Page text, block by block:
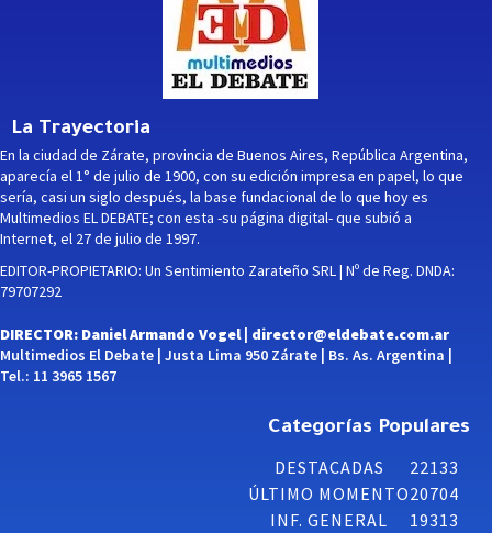
La Trayectoria
En la ciudad de Zárate, provincia de Buenos Aires, República Argentina,
aparecía el 1° de julio de 1900, con su edición impresa en papel, lo que
sería, casi un siglo después, la base fundacional de lo que hoy es
Multimedios EL DEBATE; con esta -su página digital- que subió a
Internet, el 27 de julio de 1997.
EDITOR-PROPIETARIO: Un Sentimiento Zarateño SRL | Nº de Reg. DNDA:
79707292
DIRECTOR: Daniel Armando Vogel | director@eldebate.com.ar
Multimedios El Debate | Justa Lima 950 Zárate | Bs. As. Argentina |
Tel.: 11 3965 1567
Categorías Populares
DESTACADAS
22133
ÚLTIMO MOMENTO20704
INF. GENERAL
19313